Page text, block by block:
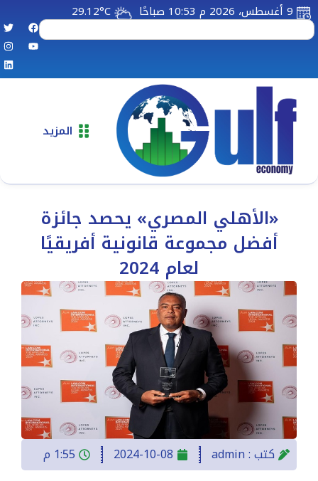
9 أغسطس، 2026 م 10:53 صباحًا 29.12°C
المزيد
«الأهلي المصري» يحصد جائزة
أفضل مجموعة قانونية أفريقيًا
لعام 2024
كتب :admin
2024-10-08
1:55 م